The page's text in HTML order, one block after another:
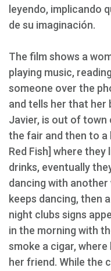
leyendo, implicando
de su imaginación.
The film shows a
playing music,
someone over the
and tells her that her
Javier, is out of town
the fair and then to a
Red Fish] where they
drinks, eventually
dancing with another
keeps dancing, then
night clubs signs
in the morning with
smoke a cigar, where
her friend. While the